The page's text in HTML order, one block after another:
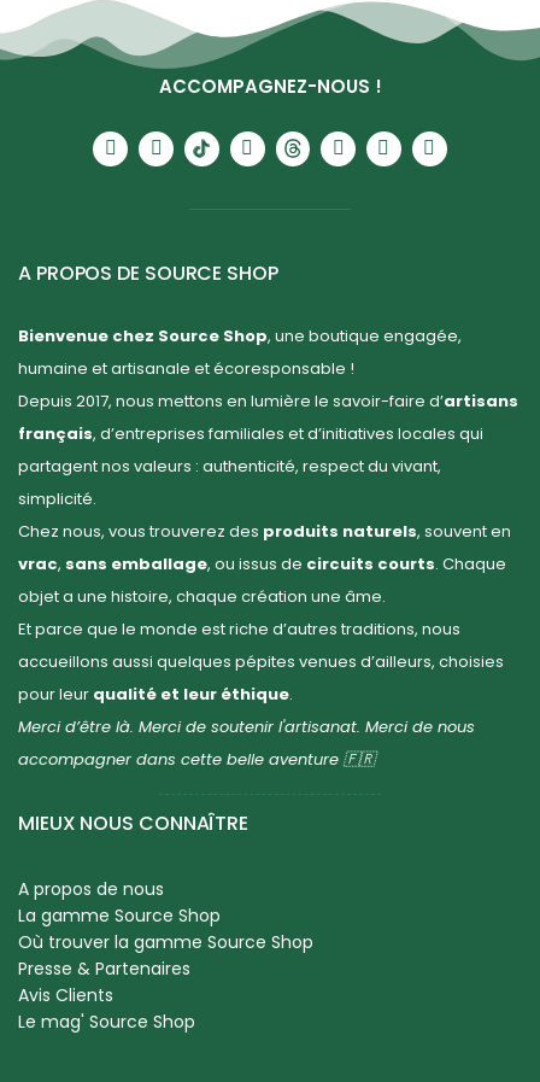
ACCOMPAGNEZ-NOUS !
A PROPOS DE SOURCE SHOP
Bienvenue chez Source Shop, une boutique engagée,
humaine et artisanale et écoresponsable !
Depuis 2017, nous mettons en lumière le savoir-faire d’artisans
français, d’entreprises familiales et d’initiatives locales qui
partagent nos valeurs : authenticité, respect du vivant,
simplicité.
Chez nous, vous trouverez des produits naturels, souvent en
vrac, sans emballage, ou issus de circuits courts. Chaque
objet a une histoire, chaque création une âme.
Et parce que le monde est riche d’autres traditions, nous
accueillons aussi quelques pépites venues d’ailleurs, choisies
pour leur qualité et leur éthique.
Merci d’être là. Merci de soutenir l'artisanat. Merci de nous
accompagner dans cette belle aventure 🇫🇷
MIEUX NOUS CONNAÎTRE
A propos de nous
La gamme Source Shop
Où trouver la gamme Source Shop
Presse & Partenaires
Avis Clients
Le mag' Source Shop